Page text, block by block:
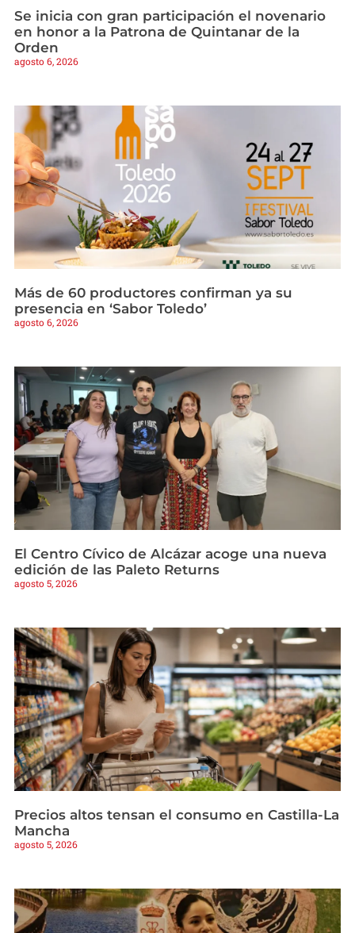
Se inicia con gran participación el novenario
en honor a la Patrona de Quintanar de la
Orden
agosto 6, 2026
Más de 60 productores confirman ya su
presencia en ‘Sabor Toledo’
agosto 6, 2026
El Centro Cívico de Alcázar acoge una nueva
edición de las Paleto Returns
agosto 5, 2026
Precios altos tensan el consumo en Castilla-La
Mancha
agosto 5, 2026